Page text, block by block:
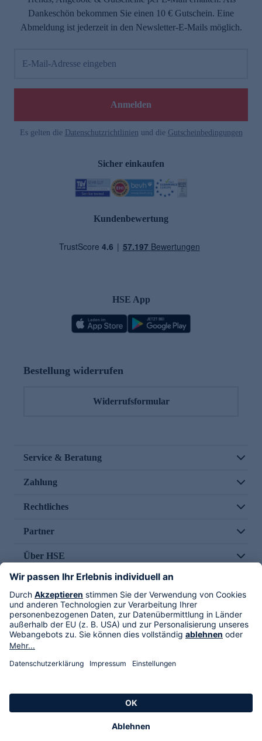
Dankeschön bekommen Sie einen 10 € Gutschein. Eine
Abmeldung ist jederzeit in den Newsletter-E-Mails möglich.
E-Mail-Adresse eingeben
Anmelden
Es gelten die Datenschutzrichtlinien und die Gutscheinbedingungen
Sicher einkaufen
Kundenbewertung
HSE App
Bestellung widerrufen
Widerrufsformular
Service & Beratung
Zahlung
Rechtliches
Partner
Über HSE
Im TV
HSE International